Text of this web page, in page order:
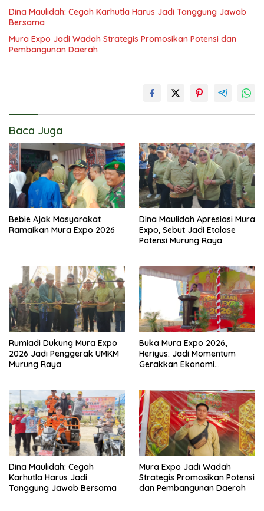
Dina Maulidah: Cegah Karhutla Harus Jadi Tanggung Jawab
Bersama
Mura Expo Jadi Wadah Strategis Promosikan Potensi dan
Pembangunan Daerah
Baca Juga
Bebie Ajak Masyarakat
Ramaikan Mura Expo 2026
Dina Maulidah Apresiasi Mura
Expo, Sebut Jadi Etalase
Potensi Murung Raya
Rumiadi Dukung Mura Expo
2026 Jadi Penggerak UMKM
Murung Raya
Buka Mura Expo 2026,
Heriyus: Jadi Momentum
Gerakkan Ekonomi
Dina Maulidah: Cegah
Karhutla Harus Jadi
Tanggung Jawab Bersama
Mura Expo Jadi Wadah
Strategis Promosikan Potensi
dan Pembangunan Daerah